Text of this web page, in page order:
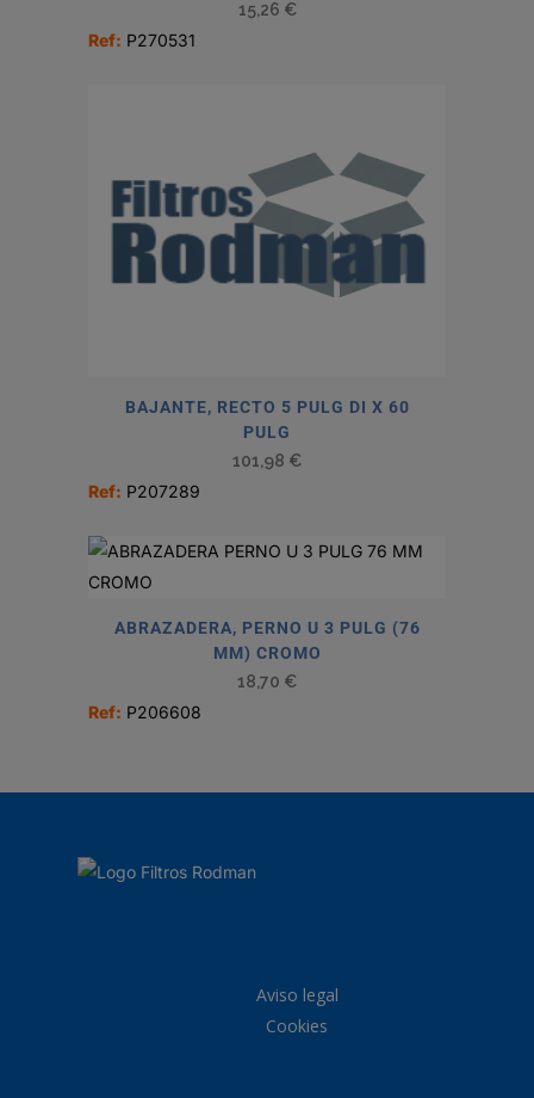
15,26 €
Ref: P270531
BAJANTE, RECTO 5 PULG DI X 60
PULG
101,98 €
Ref: P207289
ABRAZADERA, PERNO U 3 PULG (76
MM) CROMO
18,70 €
Ref: P206608
Aviso legal
Cookies